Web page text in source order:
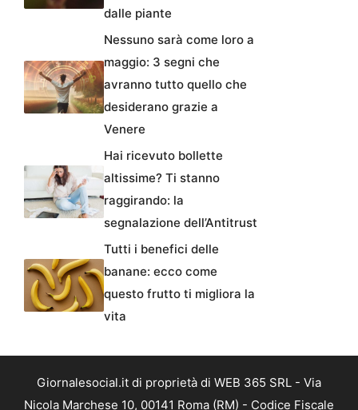
dalle piante
Nessuno sarà come loro a
maggio: 3 segni che
avranno tutto quello che
desiderano grazie a
Venere
Hai ricevuto bollette
altissime? Ti stanno
raggirando: la
segnalazione dell’Antitrust
Tutti i benefici delle
banane: ecco come
questo frutto ti migliora la
vita
Giornalesocial.it di proprietà di WEB 365 SRL - Via
Nicola Marchese 10, 00141 Roma (RM) - Codice Fiscale